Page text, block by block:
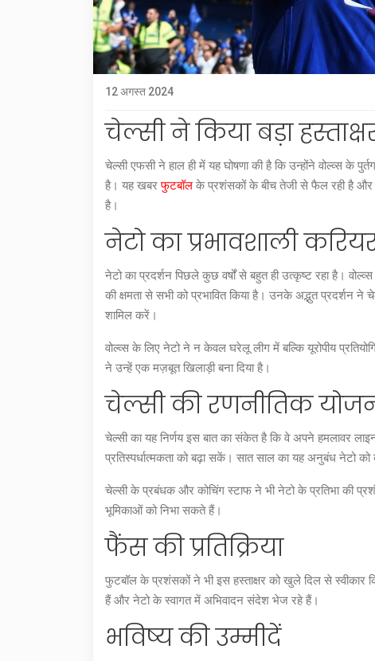
12 अगस्त 2024
चेल्सी ने किया बड़ा
चेल्सी एफसी ने हाल ही में यह घोषणा की है कि उन्होंने वोल्व्स के
है। यह खबरफुटबॉल के प्रशंसकों के बीच तेजी से फैल रही है और
है।
नेटो का प्रभावशाली
नेटो का प्रदर्शन पिछले कुछ वर्षों से बहुत ही उत्कृष्ट रहा है।
की क्षमता से सभी को प्रभावित किया है। उनके अद्भुत प्रदर्शन
शामिल करें।
वोल्व्स के लिए नेटो ने न केवल घरेलू लीग में बल्कि यूरोपीय
ने उन्हें एक मज़बूत खिलाड़ी बना दिया है।
चेल्सी की रणनीतिक
चेल्सी का यह निर्णय इस बात का संकेत है कि वे अपने हमलावर
प्रतिस्पर्धात्मकता को बढ़ा सकें। सात साल का यह अनुबंध नेटो
चेल्सी के प्रबंधक और कोचिंग स्टाफ ने भी नेटो के प्रतिभा की
भूमिकाओं को निभा सकते हैं।
फैंस की प्रतिक्रिया
फुटबॉल के प्रशंसकों ने भी इस हस्ताक्षर को खुले दिल से स्वीकार
हैं और नेटो के स्वागत में अभिवादन संदेश भेज रहे हैं।
भविष्य की उम्मीदें